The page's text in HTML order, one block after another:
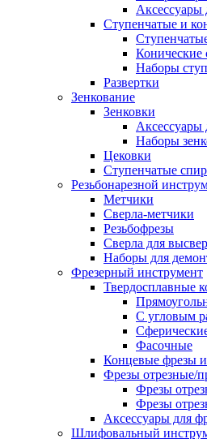
Аксессуары
Ступенчатые и
Конические
Наборы
Развертки
Зенкование
Зенковки
Аксессуары
Наборы
Цековки
Ступенчатые
Резьбонарезной
Метчики
Сверла-метчики
Резьбофрезы
Сверла для
Наборы для
Фрезерный инструмент
Твердосплавные
С угловым
Фасочные
Концевые фрезы
Фрезы отрезные/
Фрезы
Фрезы
Аксессуары для
Шлифовальный